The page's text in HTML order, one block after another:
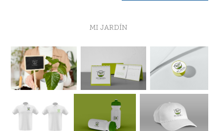
MI JARDÍN